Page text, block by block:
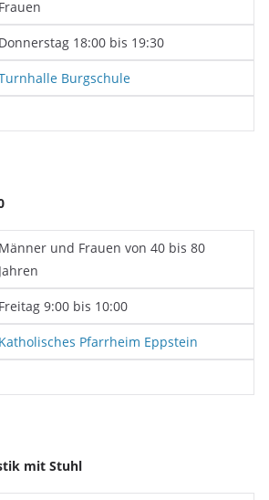
Frauen
Donnerstag 18:00 bis 19:30
Burgschule
Männer und Frauen von 40 bis 80
Jahren
Freitag 9:00 bis 10:00
Katholisches Pfarrheim Eppstein
mit Stuhl